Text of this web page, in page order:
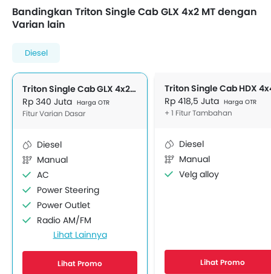
Bandingkan Triton Single Cab GLX 4x2 MT dengan
Varian lain
Diesel
Triton Single Cab GLX 4x2 MT
Rp 340 Juta Harga OTR
Fitur Varian Dasar
Diesel
Manual
AC
Power Steering
Power Outlet
Radio AM/FM
Speaker depan
Audio 2DIN
Sambungan Bluetooth
Lihat Lainnya
Lihat Promo
Rp 418,5 Juta Harga OTR
+ 1 Fitur Tambahan
Diesel
Manual
Velg alloy
Lihat Promo